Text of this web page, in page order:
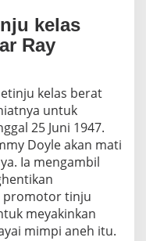
kelas
Ray
kelas berat
untuk
25 Juni 1947.
Doyle akan mati
Ia mengambil
promotor tinju
meyakinkan
mimpi aneh itu.